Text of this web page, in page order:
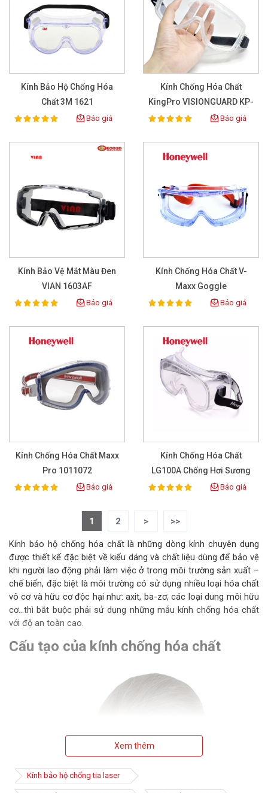
Kính Bảo Hộ Chống Hóa
Chất 3M 1621
Rating:
100% Báo giá
Kính Chống Hóa Chất
KingPro VISIONGUARD KP-
6741 Clear
Rating:
100% Báo giá
Kính Bảo Vệ Mắt Màu Đen
VIAN 1603AF
Rating:
100% Báo giá
Kính Chống Hóa Chất V-
Maxx Goggle
Rating:
100% Báo giá
Kính Chống Hóa Chất Maxx
Pro 1011072
Rating:
100% Báo giá
Kính Chống Hóa Chất
LG100A Chống Hơi Sương
Rating:
100% Báo giá
1 2 > >>
Kính bảo hộ chống hóa chất là những dòng kính chuyên dụng
được thiết kế đặc biệt về kiểu dáng và chất liệu dùng để bảo vệ
khi người lao động phải làm việc ở trong môi trường sản xuất –
chế biến, đặc biệt là môi trường có sử dụng nhiều loại hóa chất
vô cơ và hữu cơ độc hại như: axit, ba-zơ, các loại dung môi hữu
cơ…thì bắt buộc phải sử dụng những mẫu kính chống hóa chất
với độ an toàn cao.
Cấu tạo của kính chống hóa chất
Xem thêm
Kính bảo hộ chống tia laser